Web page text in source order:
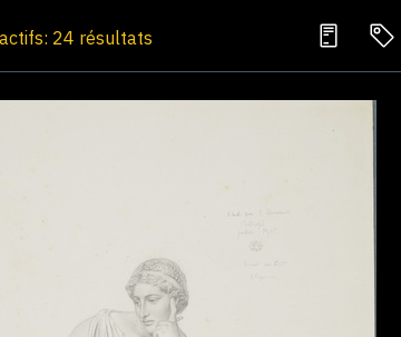
24 résultats